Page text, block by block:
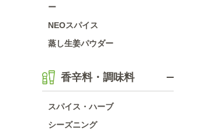
ー
NEOスパイス
蒸し生姜パウダー
香辛料・調味料
スパイス・ハーブ
シーズニング